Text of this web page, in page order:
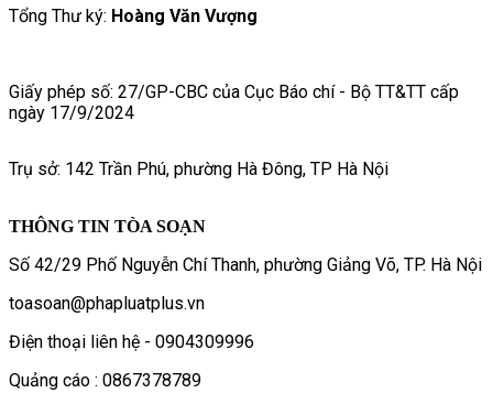
Tổng Thư ký: Hoàng Văn Vượng
Giấy phép số: 27/GP-CBC của Cục Báo chí - Bộ TT&TT cấp
ngày 17/9/2024
Trụ sở: 142 Trần Phú, phường Hà Đông, TP Hà Nội
THÔNG TIN TÒA SOẠN
Số 42/29 Phố Nguyễn Chí Thanh, phường Giảng Võ, TP. Hà Nội
toasoan@phapluatplus.vn
Điện thoại liên hệ - 0904309996
Quảng cáo : 0867378789